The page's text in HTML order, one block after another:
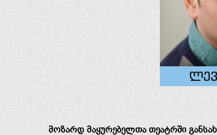
მოზარდ მაყურებელთა თეატრში